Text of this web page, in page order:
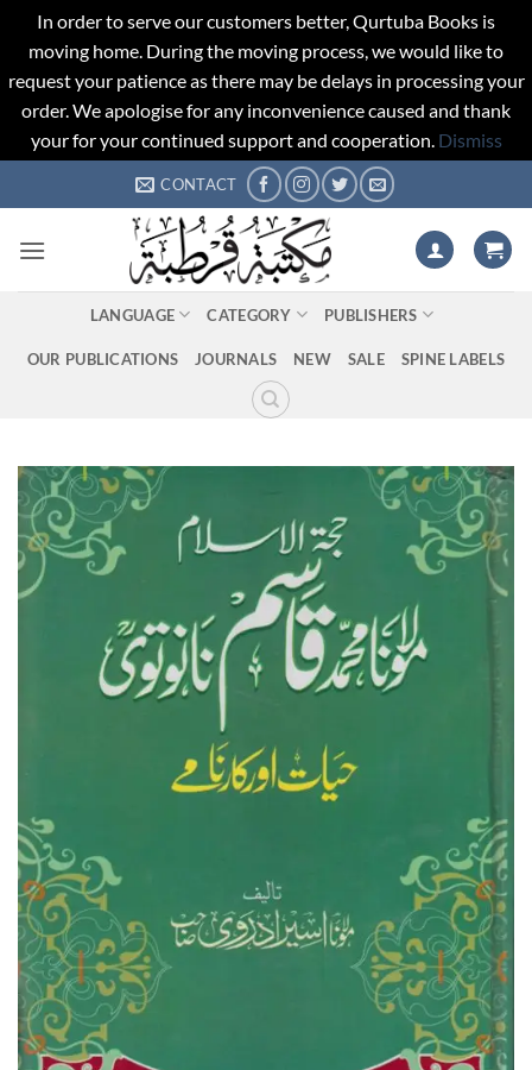
In order to serve our customers better, Qurtuba Books is
moving home. During the moving process, we would like to
request your patience as there may be delays in processing your
order. We apologise for any inconvenience caused and thank
your for your continued support and cooperation. Dismiss
to
CONTACT
LANGUAGE CATEGORY PUBLISHERS
OUR PUBLICATIONS JOURNALS NEW SALE SPINE LABELS